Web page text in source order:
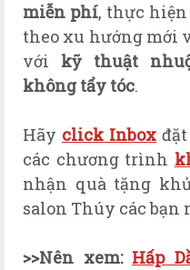
miễn phí, thực
theo xu hướng mới
với kỹ thuật
không tẩy tóc.
Hãy click Inbox
các chương trình
nhận quà tặng
salon Thúy các bạn
>>Nên xem: Hấp